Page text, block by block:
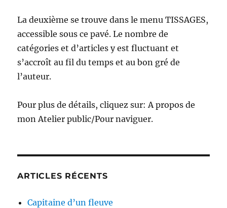
La deuxième se trouve dans le menu TISSAGES,
accessible sous ce pavé. Le nombre de
catégories et d’articles y est fluctuant et
s’accroît au fil du temps et au bon gré de
l’auteur.
Pour plus de détails, cliquez sur: A propos de
mon Atelier public/Pour naviguer.
ARTICLES RÉCENTS
Capitaine d’un fleuve